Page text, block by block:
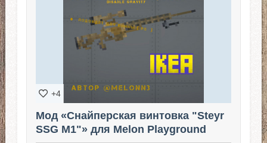
+4
Мод «Снайперская винтовка "Steyr
SSG M1"» для Melon Playground